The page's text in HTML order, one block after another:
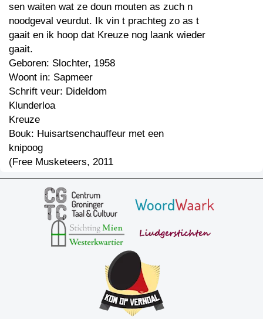
sen waiten wat ze doun mouten as zuch n
noodgeval veurdut. Ik vin t prachteg zo as t
gaait en ik hoop dat Kreuze nog laank wieder
gaait.
Geboren: Slochter, 1958
Woont in: Sapmeer
Schrift veur: Dideldom
Klunderloa
Kreuze
Bouk: Huisartsenchauffeur met een
knipoog
(Free Musketeers, 2011